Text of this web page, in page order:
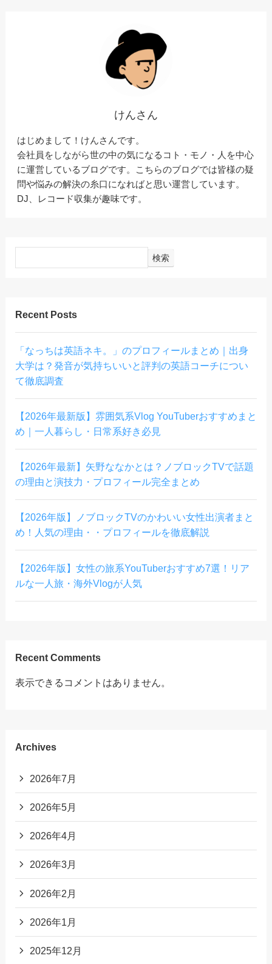
けんさん
はじめまして！けんさんです。
会社員をしながら世の中の気になるコト・モノ・人を中心
に運営しているブログです。こちらのブログでは皆様の疑
問や悩みの解決の糸口になればと思い運営しています。
DJ、レコード収集が趣味です。
検索
Recent Posts
「なっちは英語ネキ。」のプロフィールまとめ｜出身
大学は？発音が気持ちいいと評判の英語コーチについ
て徹底調査
【2026年最新版】雰囲気系Vlog YouTuberおすすめまと
め｜一人暮らし・日常系好き必見
【2026年最新】矢野ななかとは？ノブロックTVで話題
の理由と演技力・プロフィール完全まとめ
【2026年版】ノブロックTVのかわいい女性出演者まと
め！人気の理由・・プロフィールを徹底解説
【2026年版】女性の旅系YouTuberおすすめ7選！リア
ルな一人旅・海外Vlogが人気
Recent Comments
表示できるコメントはありません。
Archives
2026年7月
2026年5月
2026年4月
2026年3月
2026年2月
2026年1月
2025年12月